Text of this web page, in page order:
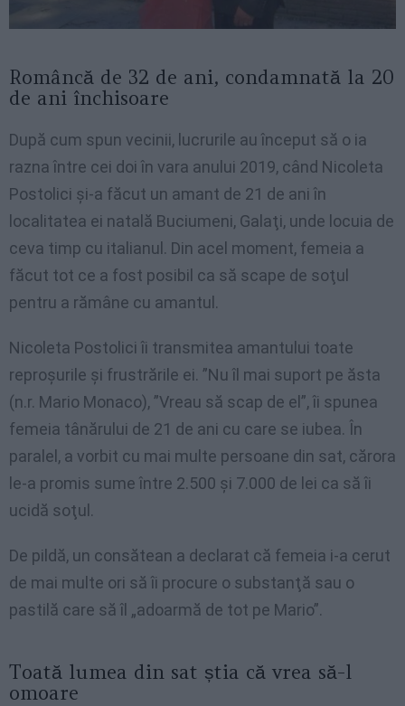
Româncă de 32 de ani, condamnată la 20
de ani închisoare
După cum spun vecinii, lucrurile au început să o ia
razna între cei doi în vara anului 2019, când Nicoleta
Postolici şi-a făcut un amant de 21 de ani în
localitatea ei natală Buciumeni, Galaţi, unde locuia de
ceva timp cu italianul. Din acel moment, femeia a
făcut tot ce a fost posibil ca să scape de soţul
pentru a rămâne cu amantul.
Nicoleta Postolici îi transmitea amantului toate
reproşurile şi frustrările ei. ”Nu îl mai suport pe ăsta
(n.r. Mario Monaco), ”Vreau să scap de el”, îi spunea
femeia tânărului de 21 de ani cu care se iubea. În
paralel, a vorbit cu mai multe persoane din sat, cărora
le-a promis sume între 2.500 şi 7.000 de lei ca să îi
ucidă soţul.
De pildă, un consătean a declarat că femeia i-a cerut
de mai multe ori să îi procure o substanţă sau o
pastilă care să îl „adoarmă de tot pe Mario”.
Toată lumea din sat știa că vrea să-l
omoare